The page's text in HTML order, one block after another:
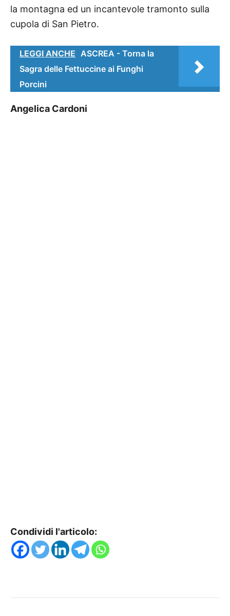
la montagna ed un incantevole tramonto sulla
cupola di San Pietro.
LEGGI ANCHE ASCREA - Torna la
Sagra delle Fettuccine ai Funghi
Porcini
Angelica Cardoni
Condividi l'articolo: